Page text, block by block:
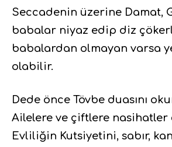
Seccadenin üzerine Damat,
babalar niyaz edip diz
babalardan olmayan varsa
olabilir.
Dede önce Tövbe duasını
Ailelere ve çiftlere nasihatler
Evliliğin Kutsiyetini, sabır,